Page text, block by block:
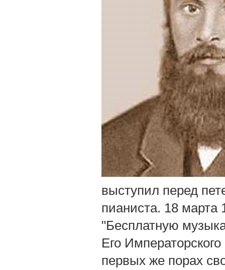
выступил перед
пианиста. 18 марта
"Бесплатную
Его
первых же порах